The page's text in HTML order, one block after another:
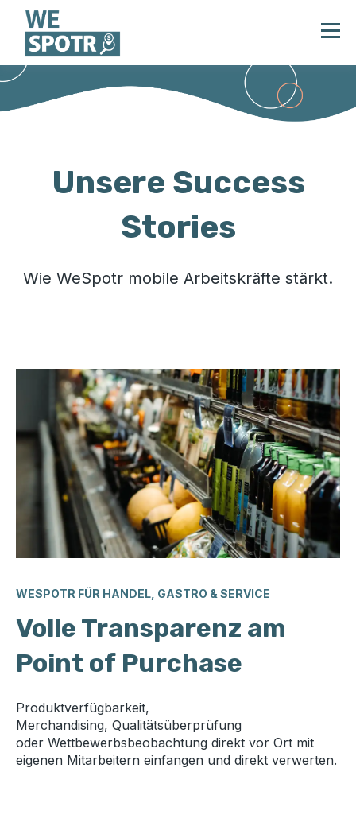
Unsere Success
Stories
Wie WeSpotr mobile Arbeitskräfte stärkt.
WESPOTR FÜR HANDEL, GASTRO & SERVICE
Volle Transparenz am
Point of Purchase​
Produktverfügbarkeit,
Merchandising, Qualitätsüberprüfung
oder Wettbewerbsbeobachtung direkt vor Ort mit
eigenen Mitarbeitern einfangen und direkt verwerten​.